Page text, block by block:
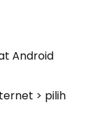
Android
> pilih